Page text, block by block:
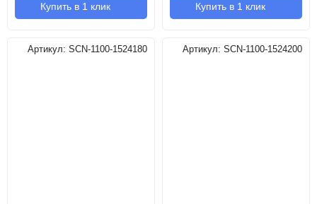
Купить в 1 клик Купить в 1 клик
Артикул: SCN-1100-1524180 Артикул: SCN-1100-1524200